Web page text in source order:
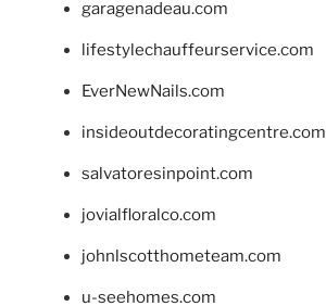
garagenadeau.com
lifestylechauffeurservice.com
EverNewNails.com
insideoutdecoratingcentre.com
salvatoresinpoint.com
jovialfloralco.com
johnlscotthometeam.com
u-seehomes.com